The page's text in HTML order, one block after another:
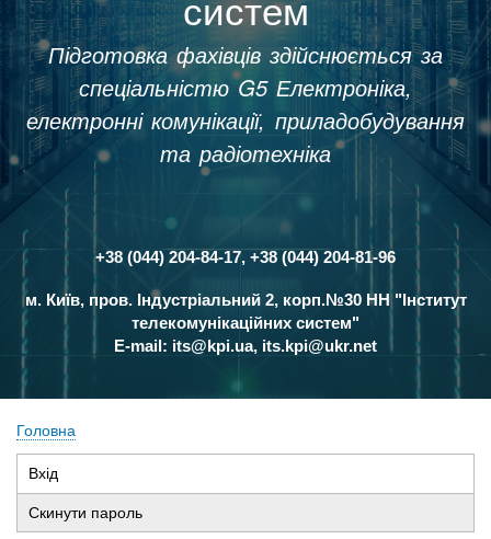
систем
Підготовка фахівців здійснюється за
спеціальністю G5 Електроніка,
електронні комунікації, приладобудування
та радіотехніка
Контакти
+38 (044) 204-84-17, +38 (044) 204-81-96
м. Київ, пров. Індустріальний 2, корп.№30 НН "Інститут
телекомунікаційних систем"
E-mail: its@kpi.ua, its.kpi@ukr.net
Рядок
навіґації
Головна
Основні
вкладки
Вхід
Скинути пароль